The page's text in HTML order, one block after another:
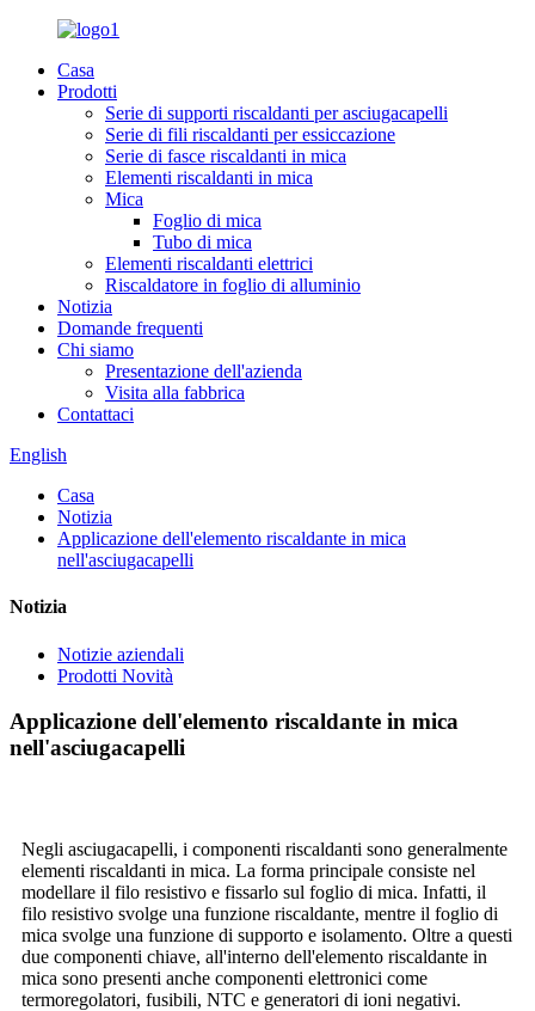
Casa
Prodotti
Serie di supporti riscaldanti per asciugacapelli
Serie di fili riscaldanti per essiccazione
Serie di fasce riscaldanti in mica
Elementi riscaldanti in mica
Mica
Foglio di mica
Tubo di mica
Elementi riscaldanti elettrici
Riscaldatore in foglio di alluminio
Notizia
Domande frequenti
Chi siamo
Presentazione dell'azienda
Visita alla fabbrica
Contattaci
English
Casa
Notizia
Applicazione dell'elemento riscaldante in mica
nell'asciugacapelli
Notizia
Notizie aziendali
Prodotti Novità
Applicazione dell'elemento riscaldante in mica
nell'asciugacapelli
Negli asciugacapelli, i componenti riscaldanti sono generalmente
elementi riscaldanti in mica. La forma principale consiste nel
modellare il filo resistivo e fissarlo sul foglio di mica. Infatti, il
filo resistivo svolge una funzione riscaldante, mentre il foglio di
mica svolge una funzione di supporto e isolamento. Oltre a questi
due componenti chiave, all'interno dell'elemento riscaldante in
mica sono presenti anche componenti elettronici come
termoregolatori, fusibili, NTC e generatori di ioni negativi.